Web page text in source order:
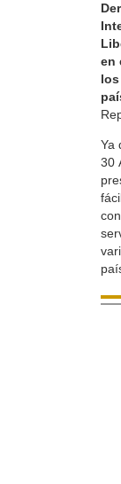
en
los
Ya
30